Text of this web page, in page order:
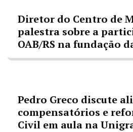
Diretor do Centro de
palestra sobre a
OAB/RS na fundação
Pedro Greco discute
compensatórios e
Civil em aula na